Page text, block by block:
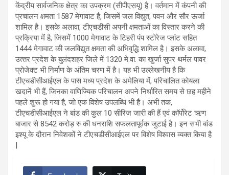
केंद्रीय सार्वजनिक क्षेत्र का उपक्रम (सीपीएसयू) है। वर्तमान में कंपनी की
प्रचालन क्षमता 1587 मेगावाट है, जिसमें जल विद्युत, पवन और सौर ऊर्जा
शामिल है। इसके अलावा, टीएचडीसी अपनी क्षमताओं का विस्‍तार करने की
प्रक्रिया में है, जिसमें 1000 मेगावाट के टिहरी पंप स्टोरेज प्लांट सहित
1444 मेगावाट की जलविद्युत क्षमता की अभिवृद्धि शामिल है। इसके अलावा,
उत्‍तर प्रदेश के बुलंदशहर जिले में 1320 मे.वा. का खुर्जा सुपर थर्मल पावर
प्रोजेक्ट भी निर्माण के अंतिम चरण में है। यह भी उल्लेखनीय है कि
टीएचडीसीआईएल के पास मध्य प्रदेश के अमेलिया में, परिचालित कोयला
खदानें भी हैं, जिनका वाणिज्यिक परिचालन अपने निर्धारित समय से छह महीने
पहले शुरू हो गया है, जो एक विशेष उपलब्धि भी है। अभी तक,
टीएचडीसीआईएल ने बांड की कुल 10 सीरिज जारी की हैं एवं कॉर्पोरेट ऋण
बाजार से 8542 करोड़ रु की धनराशि सफलतापूर्वक जुटाई है। इन सभी बांड
इश्‍यू के दौरान निवेशकों ने टीएचडीसीआईएल पर विशेष विश्वास व्‍यक्‍त किया है
|